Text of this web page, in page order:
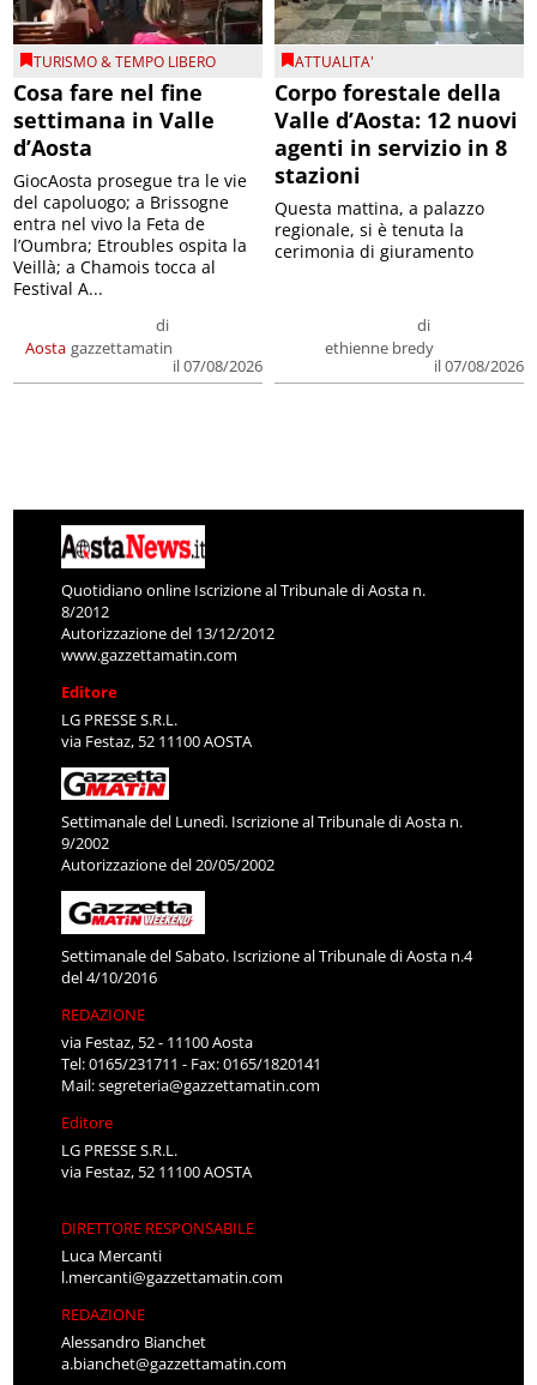
TURISMO & TEMPO LIBERO
Cosa fare nel fine
settimana in Valle
d’Aosta
Aosta
di
gazzettamatin
il 07/08/2026
GiocAosta prosegue tra le vie
del capoluogo; a Brissogne
entra nel vivo la Feta de
l’Oumbra; Etroubles ospita la
Veillà; a Chamois tocca al
Festival A...
ATTUALITA'
Corpo forestale della
Valle d’Aosta: 12 nuovi
agenti in servizio in 8
stazioni
di
ethienne bredy
il 07/08/2026
Questa mattina, a palazzo
regionale, si è tenuta la
cerimonia di giuramento
Quotidiano online Iscrizione al Tribunale di Aosta n.
8/2012
Autorizzazione del 13/12/2012
www.gazzettamatin.com
Editore
LG PRESSE S.R.L.
via Festaz, 52 11100 AOSTA
Settimanale del Lunedì. Iscrizione al Tribunale di Aosta n.
9/2002
Autorizzazione del 20/05/2002
Settimanale del Sabato. Iscrizione al Tribunale di Aosta n.4
del 4/10/2016
REDAZIONE
via Festaz, 52 - 11100 Aosta
Tel: 0165/231711 - Fax: 0165/1820141
Mail:segreteria@gazzettamatin.com
Editore
LG PRESSE S.R.L.
via Festaz, 52 11100 AOSTA
DIRETTORE RESPONSABILE
Luca Mercanti
l.mercanti@gazzettamatin.com
REDAZIONE
Alessandro Bianchet
a.bianchet@gazzettamatin.com